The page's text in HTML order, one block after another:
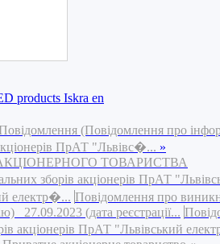
(Повідомлення про
ПрАТ "Львівс�... »
ТОВАРИСТВА
зборів акціонерів ПрАТ
електр�... Повідомлення про
27.09.2023 (дата реєстрації...
акціонерів ПрАТ "Львівський